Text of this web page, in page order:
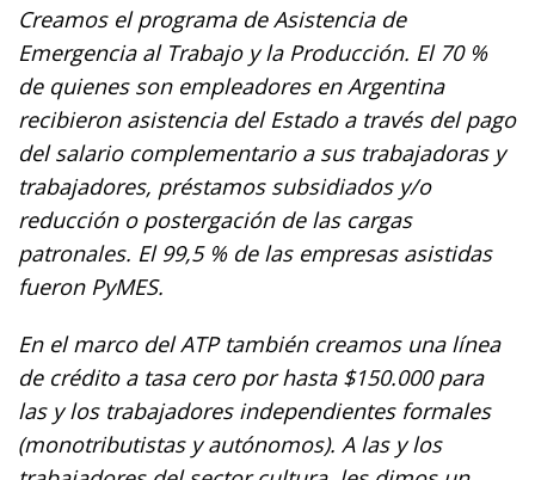
Creamos el programa de Asistencia de
Emergencia al Trabajo y la Producción. El 70 %
de quienes son empleadores en Argentina
recibieron asistencia del Estado a través del pago
del salario complementario a sus trabajadoras y
trabajadores, préstamos subsidiados y/o
reducción o postergación de las cargas
patronales. El 99,5 % de las empresas asistidas
fueron PyMES.
En el marco del ATP también creamos una línea
de crédito a tasa cero por hasta $150.000 para
las y los trabajadores independientes formales
(monotributistas y autónomos). A las y los